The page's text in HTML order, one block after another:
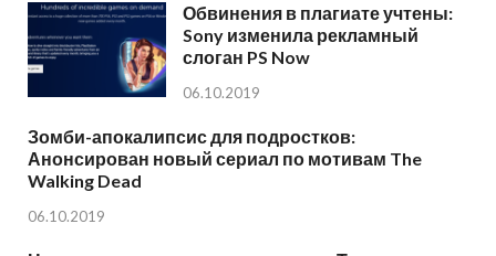
Обвинения в плагиате учтены:
Sony изменила рекламный
слоган PS Now
06.10.2019
Зомби-апокалипсис для подростков:
Анонсирован новый сериал по мотивам The
Walking Dead
06.10.2019